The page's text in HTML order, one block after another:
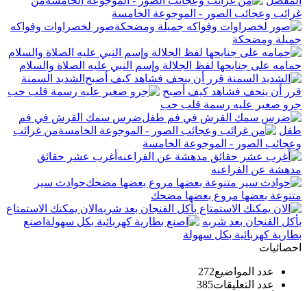
غرائب وعجائب الصور - الموجوعة الخامسة
صور لخصراوات وفواكه
جميلة ومضحكة
حمامه على جنايحها لفظ الجلالة وإسم النبي عليه الصلاة والسلام
الشديد السمنة
قرر أن ينحف فشاهد كيف أصبح
جرو صغير عليه رسمة قلب حب
ضرس سمك القرش في فم
طفل
من غرائب
وعجائب الصور - الموجوعة الخامسة
أغرب عشر حقائق
مدهشة عن الفراعنه
حوادث سير
متنوعة بعضها مروع بعضها مضحك
الان يمكنك الاستمتاع
بأكل الفنجان بعد شربه
اصنع
بطارية كهربائية بكل سهولة
احصائيات
عدد المواضيع272
عدد التعليقات385